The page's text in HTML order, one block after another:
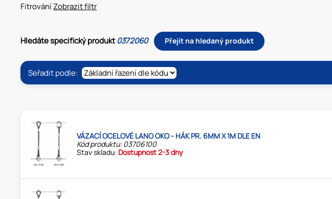
FitrováníZobrazit filtr
Hledáte specifický produkt0372060 Přejít na hledaný produkt
Seřadit podle:
VÁZACÍ OCELOVÉ LANO OKO - HÁK PR. 6MM X 1M DLE EN
Kód produktu: 03706100
Stav skladu: Dostupnost 2-3 dny